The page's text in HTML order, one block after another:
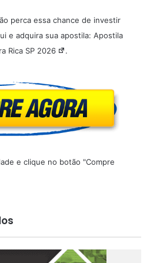
perca essa chance de investir
e adquira sua apostila: Apostila
Rica SP 2026
.
e clique no botão "Compre